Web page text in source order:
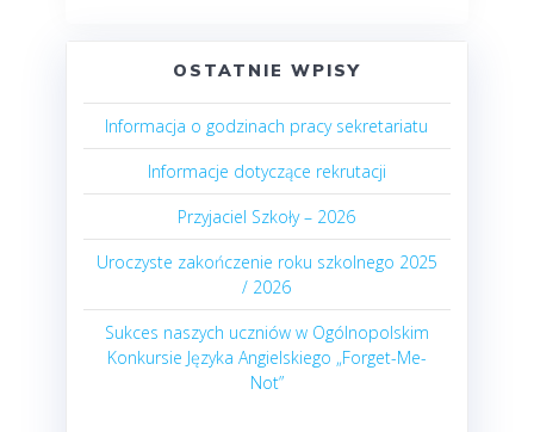
OSTATNIE WPISY
Informacja o godzinach pracy sekretariatu
Informacje dotyczące rekrutacji
Przyjaciel Szkoły – 2026
Uroczyste zakończenie roku szkolnego 2025
/ 2026
Sukces naszych uczniów w Ogólnopolskim
Konkursie Języka Angielskiego „Forget-Me-
Not”